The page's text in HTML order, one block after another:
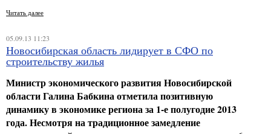
Читать далее
05.09.13 11:23
Новосибирская область лидирует в СФО по
строительству жилья
Министр экономического развития Новосибирской
области Галина Бабкина отметила позитивную
динамику в экономике региона за 1-е полугодие 2013
года. Несмотря на традиционное замедление